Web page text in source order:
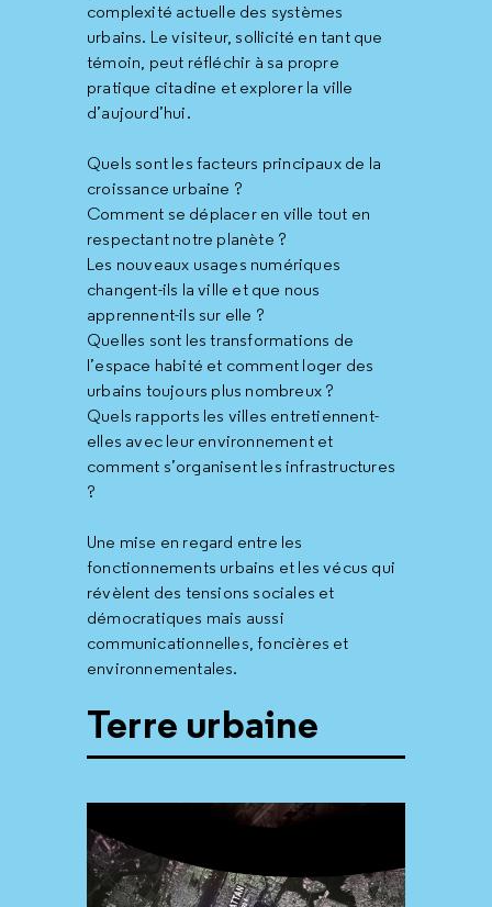
complexité actuelle des systèmes
urbains. Le visiteur, sollicité en tant que
témoin, peut réfléchir à sa propre
pratique citadine et explorer la ville
d’aujourd’hui.
Quels sont les facteurs principaux de la
croissance urbaine ?
Comment se déplacer en ville tout en
respectant notre planète ?
Les nouveaux usages numériques
changent-ils la ville et que nous
apprennent-ils sur elle ?
Quelles sont les transformations de
l’espace habité et comment loger des
urbains toujours plus nombreux ?
Quels rapports les villes entretiennent-
elles avec leur environnement et
comment s’organisent les infrastructures
?
Une mise en regard entre les
fonctionnements urbains et les vécus qui
révèlent des tensions sociales et
démocratiques mais aussi
communicationnelles, foncières et
environnementales.
Terre urbaine